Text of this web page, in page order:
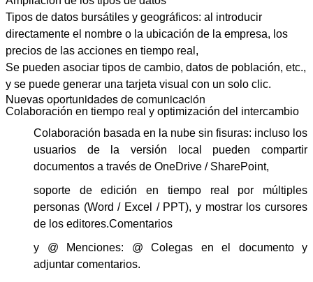
Tipos de datos bursátiles y geográficos: al introducir
directamente el nombre o la ubicación de la empresa, los
precios de las acciones en tiempo real,
Se pueden asociar tipos de cambio, datos de población, etc.,
y se puede generar una tarjeta visual con un solo clic.
Nuevas oportunidades de comunicación
Colaboración en tiempo real y optimización del intercambio
Colaboración basada en la nube sin fisuras: incluso los
usuarios de la versión local pueden compartir
documentos a través de OneDrive / SharePoint,
soporte de edición en tiempo real por múltiples
personas (Word / Excel / PPT), y mostrar los cursores
de los editores.Comentarios
y @ Menciones: @ Colegas en el documento y
adjuntar comentarios.